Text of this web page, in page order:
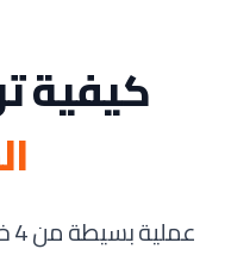
كيفية
عملية بسيطة من 4 خطوات من الرفع حتى التسليم